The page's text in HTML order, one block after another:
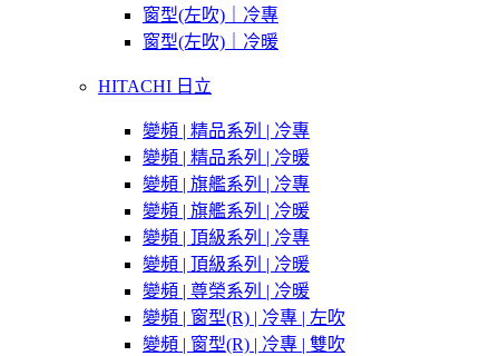
窗型(左吹)｜冷專
窗型(左吹)｜冷暖
HITACHI 日立
變頻 | 精品系列 | 冷專
變頻 | 精品系列 | 冷暖
變頻 | 旗艦系列 | 冷專
變頻 | 旗艦系列 | 冷暖
變頻 | 頂級系列 | 冷專
變頻 | 頂級系列 | 冷暖
變頻 | 尊榮系列 | 冷暖
變頻 | 窗型(R) | 冷專 | 左吹
變頻 | 窗型(R) | 冷專 | 雙吹